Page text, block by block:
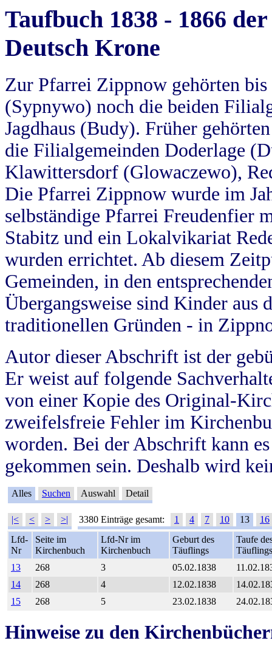
Taufbuch 1838 - 1866
Deutsch Krone
Zur Pfarrei Zippnow gehörten
(Sypnywo) noch die beiden
Jagdhaus (Budy). Früher
die Filialgemeinden Doderlage
Klawittersdorf (Glowaczewo),
Die Pfarrei Zippnow wurde im
selbständige Pfarrei Freudenfier
Stabitz und ein Lokalvikariat
wurden errichtet. Ab diesem
Gemeinden, in den
Übergangsweise sind Kinder aus
traditionellen Gründen - in
Autor dieser Abschrift ist der
Er weist auf folgende
von einer Kopie des Original-
zweifelsfreie Fehler im
worden. Bei der Abschrift kann
gekommen sein. Deshalb wird
Alles Suchen Auswahl Detail
|< < > >| 3380 Einträge gesamt: 1 4 7 10 13
16
Lfd-
Nr
Seite im
Kirchenbuch
Lfd-Nr im
Kirchenbuch
Geburt des
Täuflings
Taufe
Täuflings
13
268 3 05.02.1838
14
268 4 12.02.1838
15
268 5 23.02.1838
Hinweise zu den